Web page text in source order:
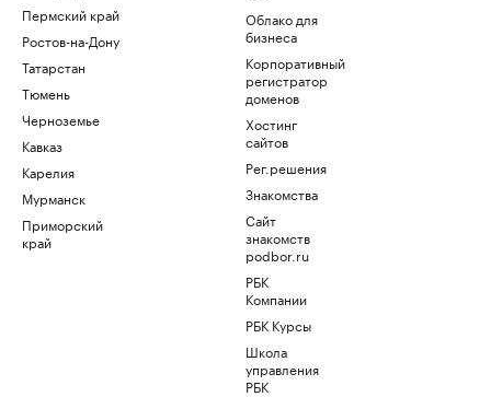
Пермский край
Ростов-на-Дону
Татарстан
Тюмень
Черноземье
Кавказ
Карелия
Мурманск
Приморский
край
Облако для
бизнеса
Корпоративный
регистратор
доменов
Хостинг
сайтов
Рег.решения
Знакомства
Сайт
знакомств
podbor.ru
РБК
Компании
РБК Курсы
Школа
управления
РБК